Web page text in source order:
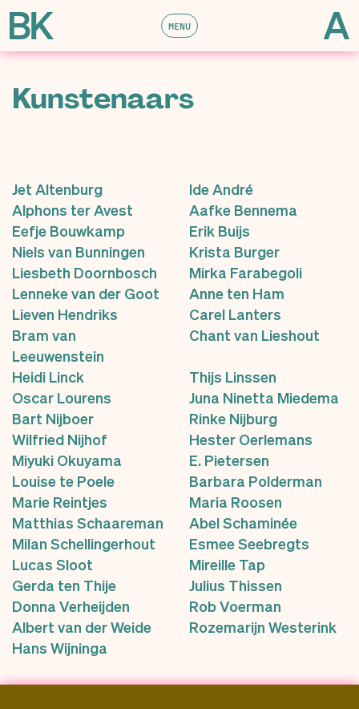
MENU
Kunstenaars
Jet Altenburg
Ide André
Alphons ter Avest
Aafke Bennema
Eefje Bouwkamp
Erik Buijs
Niels van Bunningen
Krista Burger
Liesbeth Doornbosch
Mirka Farabegoli
Lenneke van der Goot
Anne ten Ham
Lieven Hendriks
Carel Lanters
Bram van
Leeuwenstein
Chant van Lieshout
Heidi Linck
Thijs Linssen
Oscar Lourens
Juna Ninetta Miedema
Bart Nijboer
Rinke Nijburg
Wilfried Nijhof
Hester Oerlemans
Miyuki Okuyama
E. Pietersen
Louise te Poele
Barbara Polderman
Marie Reintjes
Maria Roosen
Matthias Schaareman
Abel Schaminée
Milan Schellingerhout
Esmee Seebregts
Lucas Sloot
Mireille Tap
Gerda ten Thije
Julius Thissen
Donna Verheijden
Rob Voerman
Albert van der Weide
Rozemarijn Westerink
Hans Wijninga